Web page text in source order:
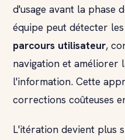
d'usage avant la phase
équipe peut détecter
parcours utilisateur,
navigation et améliorer
l'information. Cette
corrections coûteuses
L'itération devient plus